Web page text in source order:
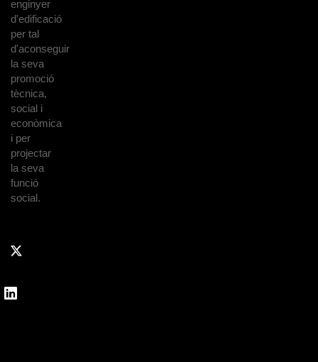
enginyer
d'edificació
per tal
d'aconseguir
la seva
promoció
tècnica,
social i
econòmica
i per
projectar
la seva
funció
social.